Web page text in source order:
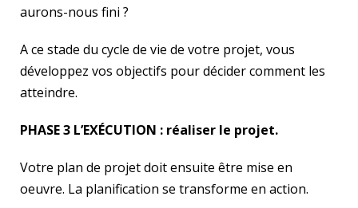
aurons-nous fini ?
A ce stade du cycle de vie de votre projet, vous
développez vos objectifs pour décider comment les
atteindre.
PHASE 3 L’EXÉCUTION : réaliser le projet.
Votre plan de projet doit ensuite être mise en
oeuvre. La planification se transforme en action.